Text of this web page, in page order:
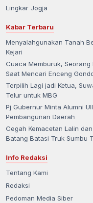
Lingkar Jogja
Kabar Terbaru
Menyalahgunakan Tanah
Kejari
Cuaca Memburuk,
Saat Mencari Enceng
Terpilih Lagi jadi Ketua,
Telur untuk MBG
Pj Gubernur Minta Alumni
Pembangunan Daerah
Cegah Kemacetan Lalin
Batang Batasi Truk Sumbu
Info Redaksi
Tentang Kami
Redaksi
Pedoman Media Siber